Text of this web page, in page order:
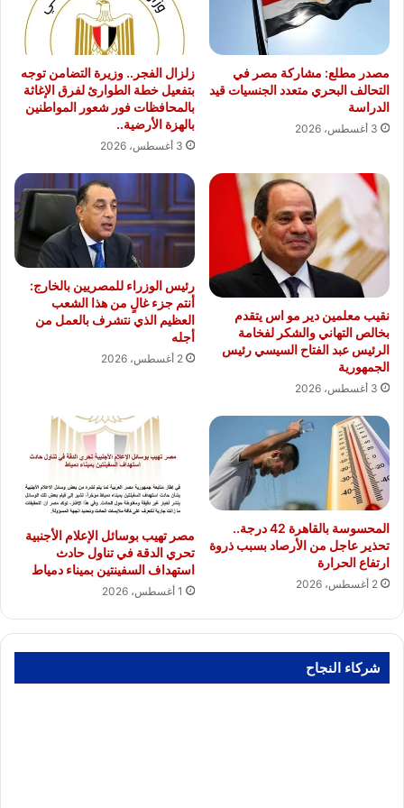
مصدر مطلع: مشاركة مصر في
التحالف البحري متعدد الجنسيات قيد
الدراسة
3 أغسطس، 2026
زلزال الفجر.. وزيرة التضامن توجه
بتفعيل خطة الطوارئ لفرق الإغاثة
بالمحافظات فور شعور المواطنين
بالهزة الأرضية..
3 أغسطس، 2026
نقيب معلمين دير مو اس يتقدم
بخالص التهاني والشكر لفخامة
الرئيس عبد الفتاح السيسي رئيس
الجمهورية
3 أغسطس، 2026
رئيس الوزراء للمصريين بالخارج:
أنتم جزء غالٍ من هذا الشعب
العظيم الذي نتشرف بالعمل من
أجله
2 أغسطس، 2026
المحسوسة بالقاهرة 42 درجة..
تحذير عاجل من الأرصاد بسبب ذروة
ارتفاع الحرارة
2 أغسطس، 2026
مصر تهيب بوسائل الإعلام الأجنبية
تحري الدقة في تناول حادث
استهداف السفينتين بميناء دمياط
1 أغسطس، 2026
شركاء النجاح